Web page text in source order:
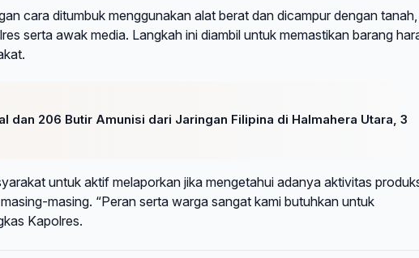
cara ditumbuk menggunakan alat berat dan dicampur dengan tanah,
serta awak media. Langkah ini diambil untuk memastikan barang
dan 206 Butir Amunisi dari Jaringan Filipina di Halmahera Utara, 3
untuk aktif melaporkan jika mengetahui adanya aktivitas
masing. “Peran serta warga sangat kami butuhkan untuk
Kapolres.